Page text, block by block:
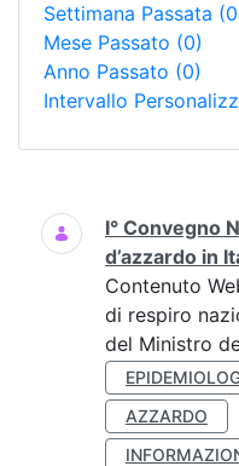
Settimana Passata
Mese Passato (0)
Anno Passato (0)
Intervallo
Ricerca
I° Convegno
d’azzardo in
Contenuto
di respiro
del Ministro
AZZARDO